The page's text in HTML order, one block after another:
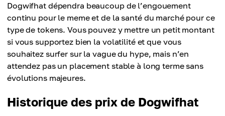
Dogwifhat dépendra beaucoup de l’engouement
continu pour le meme et de la santé du marché pour ce
type de tokens. Vous pouvez y mettre un petit montant
si vous supportez bien la volatilité et que vous
souhaitez surfer sur la vague du hype, mais n’en
attendez pas un placement stable à long terme sans
évolutions majeures.
Historique des prix de Dogwifhat